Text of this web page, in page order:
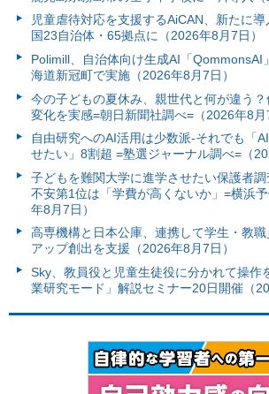
児童虐待対応を支援するAiCAN、新たに
国23自治体・65拠点に（2026年8月7日）
Polimill、自治体向け生成AI「QommonsAI
海道新冠町で実施（2026年8月7日）
今の子どもの夏休み、親世代と何が違う
変化を実感=朝日新聞社調べ=（2026年8月
自由研究へのAI活用は少数派-それでも「
せたい」8割超 =塾選ジャーナル調べ=（
子どもを難関大学に進学させたい保護者
不安第1位は「学費が高くないか」=横浜
年8月7日）
高専機構と日本公庫、連携して学生・教職
アップ創出を支援（2026年8月7日）
Sky、教員役と児童生徒役に分かれて操作
業研究モード」解説セミナー20日開催（